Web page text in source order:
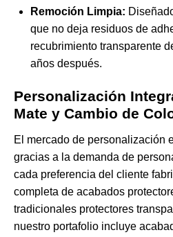
Remoción Limpia:
que no deja residuos de
recubrimiento transparente
años después.
Personalización
Mate y Cambio de
El mercado de personalización
gracias a la demanda de
cada preferencia del cliente
completa de acabados
tradicionales protectores
nuestro portafolio incluye